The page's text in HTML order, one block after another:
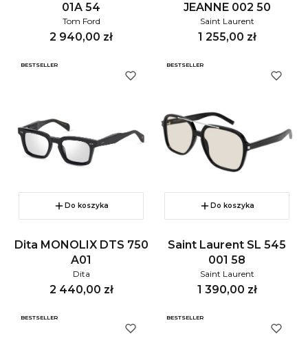
01A 54
Tom Ford
Cena
2 940,00 zł
JEANNE 002 50
Saint Laurent
Cena
1 255,00 zł
BESTSELLER
Do koszyka
Dita MONOLIX DTS 750
A01
Dita
Cena
2 440,00 zł
BESTSELLER
Do koszyka
Saint Laurent SL 545
001 58
Saint Laurent
Cena
1 390,00 zł
BESTSELLER BESTSELLER